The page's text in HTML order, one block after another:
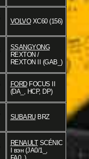
VOLVOXC60 (156)
SSANGYONG
REXTON /
REXTON II (GAB_)
FORDFOCUS II
(DA_, HCP, DP)
SUBARUBRZ
RENAULTSCÉNIC
I вэн (JA0/1_,